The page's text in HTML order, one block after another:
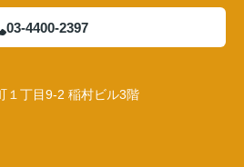
03-4400-2397
１丁目9-2 稲村ビル3階